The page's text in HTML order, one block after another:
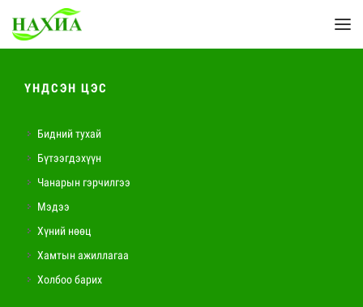
ҮНДСЭН ЦЭС
Бидний тухай
Бүтээгдэхүүн
Чанарын гэрчилгээ
Мэдээ
Хүний нөөц
Хамтын ажиллагаа
Холбоо барих